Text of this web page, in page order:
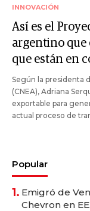
INNOVACIÓN
Así es el
argentino que
que están en
Según la presidenta
(CNEA), Adriana
exportable para
actual proceso de
Popular
1. Emigró de
Chevron en